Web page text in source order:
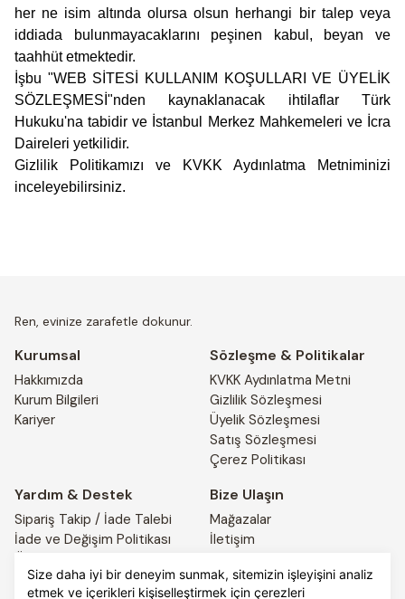
Size daha iyi bir deneyim sunmak, sitemizin işleyişini analiz
etmek ve içerikleri kişiselleştirmek için çerezleri
her ne isim altında olursa olsun herhangi bir talep veya
iddiada bulunmayacaklarını peşinen kabul, beyan ve
taahhüt etmektedir.
İşbu "WEB SİTESİ KULLANIM KOŞULLARI VE ÜYELİK
SÖZLEŞMESİ"nden kaynaklanacak ihtilaflar Türk
Hukuku'na tabidir ve İstanbul Merkez Mahkemeleri ve İcra
Daireleri yetkilidir.
Gizlilik Politikamızı ve KVKK Aydınlatma Metniminizi
inceleyebilirsiniz.
Ren, evinize zarafetle dokunur.
Kurumsal
Hakkımızda
Kurum Bilgileri
Kariyer
Sözleşme & Politikalar
KVKK Aydınlatma Metni
Gizlilik Sözleşmesi
Üyelik Sözleşmesi
Satış Sözleşmesi
Çerez Politikası
Yardım & Destek
Sipariş Takip / İade Talebi
İade ve Değişim Politikası
Bize Ulaşın
Mağazalar
İletişim